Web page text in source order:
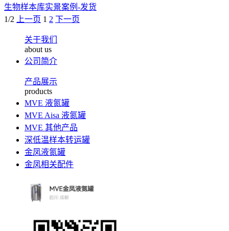
生物样本库实景案例-发货
1/2
上一页 1 2 下一页
关于我们
about us
公司简介
产品展示
products
MVE 液氮罐
MVE Aisa 液氮罐
MVE 其他产品
深低温样本转运罐
金凤液氮罐
金凤相关配件